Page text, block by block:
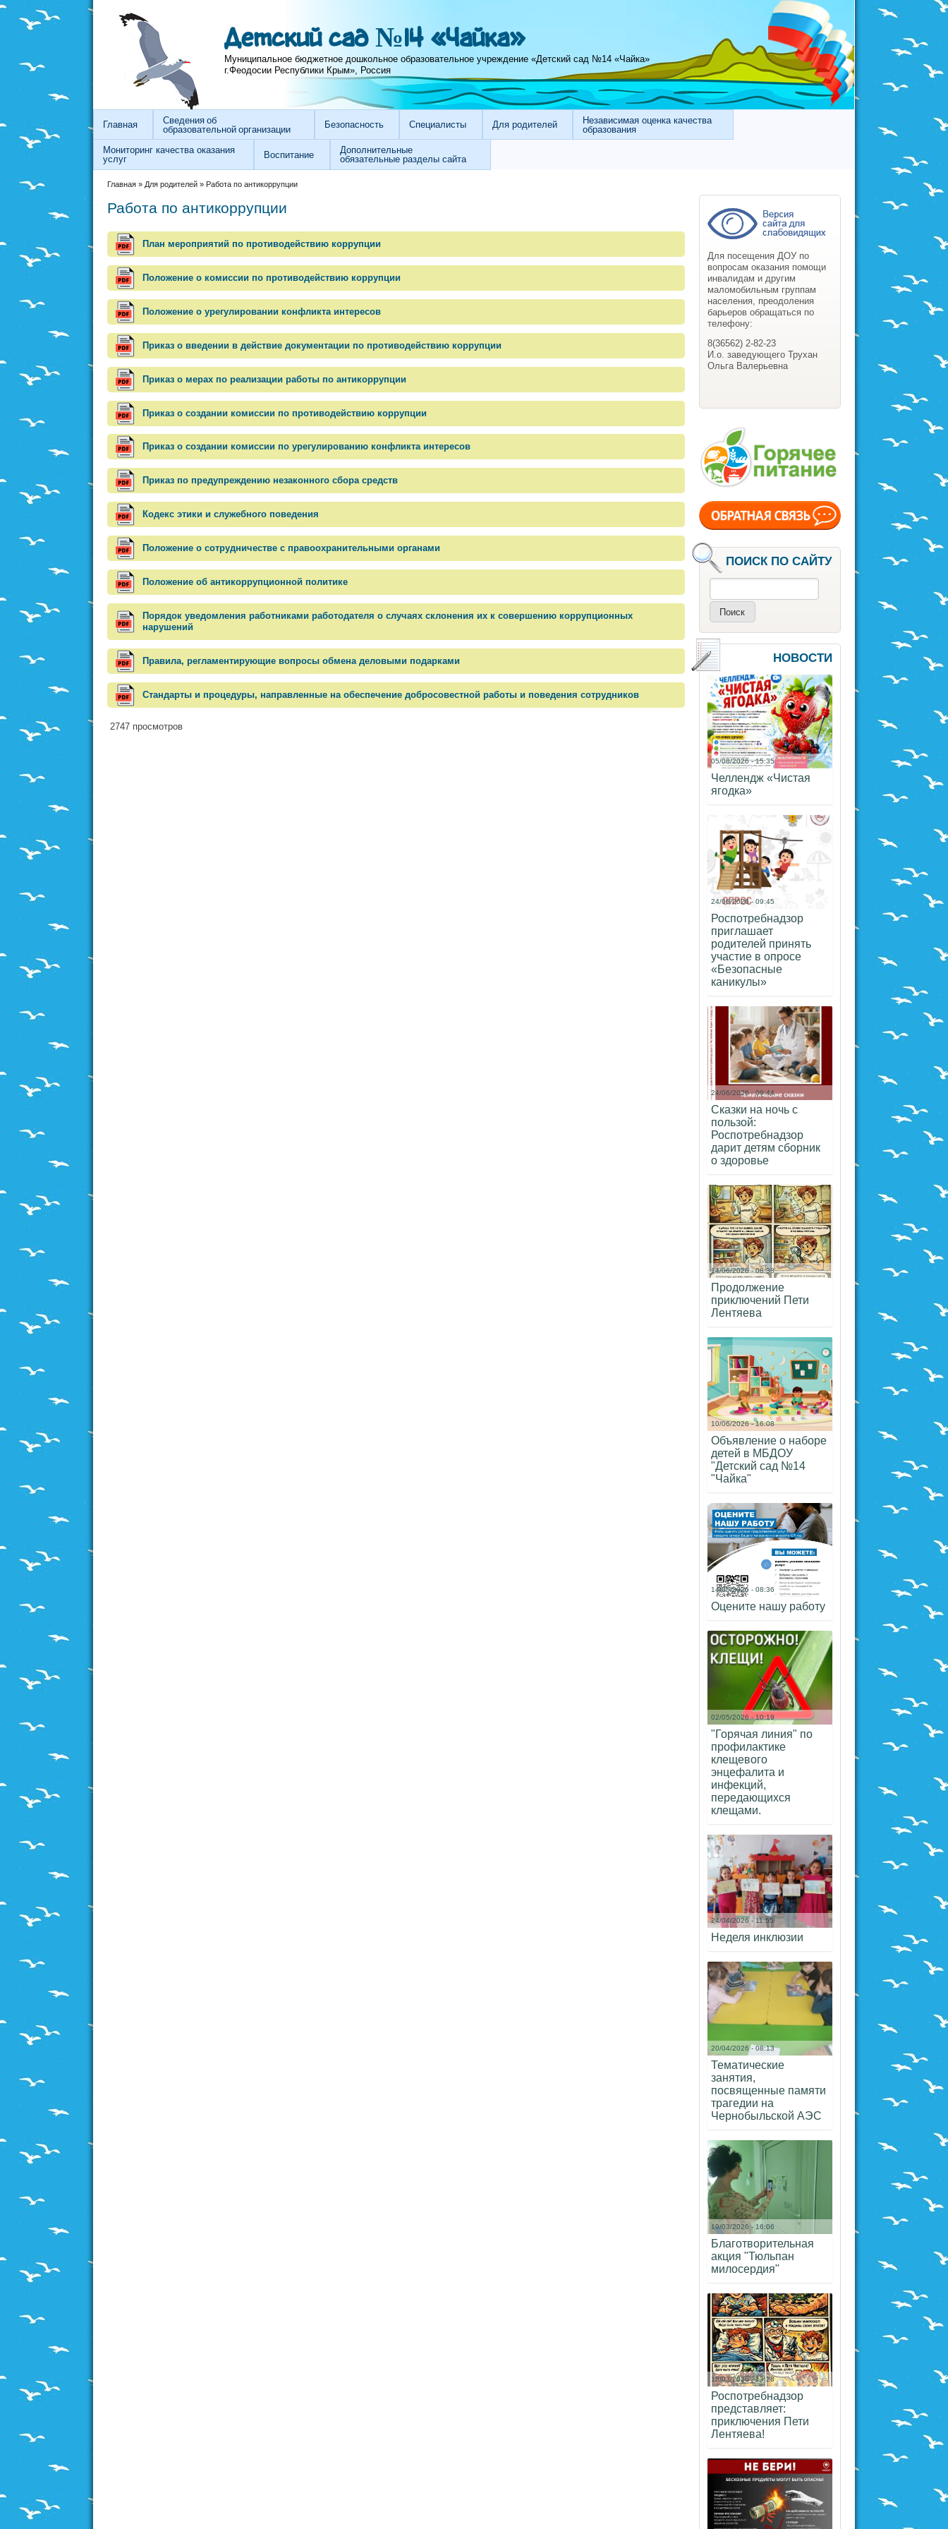
Перейти к основному содержанию
Skip to search
Детский сад №14 «Чайка»
Муниципальное бюджетное дошкольное образовательное учреждение «Детский сад №14 «Чайка»
г.Феодосии Республики Крым», Россия
Главная
Сведения об
образовательной организации
Безопасность Специалисты Для родителей
Независимая оценка качества
образования
Мониторинг качества оказания
услуг
Воспитание
Дополнительные
обязательные разделы сайта
Вы здесь
Главная» Для родителей» Работа по антикоррупции
Работа по антикоррупции
План мероприятий по противодействию коррупции
Положение о комиссии по противодействию коррупции
Положение о урегулировании конфликта интересов
Приказ о введении в действие документации по противодействию коррупции
Приказ о мерах по реализации работы по антикоррупции
Приказ о создании комиссии по противодействию коррупции
Приказ о создании комиссии по урегулированию конфликта интересов
Приказ по предупреждению незаконного сбора средств
Кодекс этики и служебного поведения
Положение о сотрудничестве с правоохранительными органами
Положение об антикоррупционной политике
Порядок уведомления работниками работодателя о случаях склонения их к совершению коррупционных
нарушений
Правила, регламентирующие вопросы обмена деловыми подарками
Стандарты и процедуры, направленные на обеспечение добросовестной работы и поведения сотрудников
2747 просмотров
Для посещения ДОУ по
вопросам оказания помощи
инвалидам и другим
маломобильным группам
населения, преодоления
барьеров обращаться по
телефону:
8(36562) 2-82-23
И.о. заведующего Трухан
Ольга Валерьевна
ПОИСК ПО САЙТУ
НОВОСТИ
05/08/2026 - 15:35
Челлендж «Чистая
ягодка»
24/06/2026 - 09:45
Роспотребнадзор
приглашает
родителей принять
участие в опросе
«Безопасные
каникулы»
24/06/2026 - 09:44
Сказки на ночь с
пользой:
Роспотребнадзор
дарит детям сборник
о здоровье
14/06/2026 - 08:38
Продолжение
приключений Пети
Лентяева
10/06/2026 - 16:08
Объявление о наборе
детей в МБДОУ
"Детский сад №14
"Чайка"
14/05/2026 - 08:36
Оцените нашу работу
02/05/2026 - 10:19
"Горячая линия" по
профилактике
клещевого
энцефалита и
инфекций,
передающихся
клещами.
24/04/2026 - 11:55
Неделя инклюзии
20/04/2026 - 08:13
Тематические
занятия,
посвященные памяти
трагедии на
Чернобыльской АЭС
19/03/2026 - 16:06
Благотворительная
акция "Тюльпан
милосердия"
18/03/2026 - 13:28
Роспотребнадзор
представляет:
приключения Пети
Лентяева!